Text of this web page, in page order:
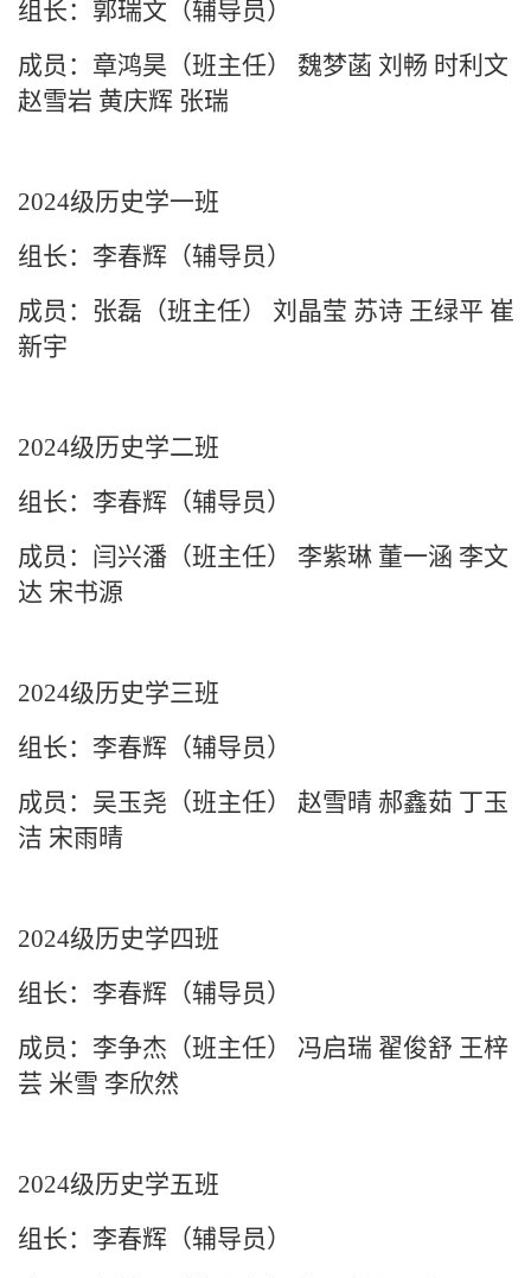
组长：郭瑞文（辅导员）
成员：章鸿昊（班主任） 魏梦菡 刘畅 时利文
赵雪岩 黄庆辉 张瑞
2024级历史学一班
组长：李春辉（辅导员）
成员：张磊（班主任） 刘晶莹 苏诗 王绿平 崔
新宇
2024级历史学二班
组长：李春辉（辅导员）
成员：闫兴潘（班主任） 李紫琳 董一涵 李文
达 宋书源
2024级历史学三班
组长：李春辉（辅导员）
成员：吴玉尧（班主任） 赵雪晴 郝鑫茹 丁玉
洁 宋雨晴
2024级历史学四班
组长：李春辉（辅导员）
成员：李争杰（班主任） 冯启瑞 翟俊舒 王梓
芸 米雪 李欣然
2024级历史学五班
组长：李春辉（辅导员）